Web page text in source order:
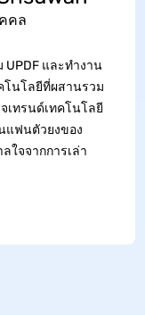
คล
และทำงาน
โนโลยีที่ผสานรวม
เทรนด์เทคโนโลยี
แฟนตัวยงของ
ใจจากการเล่า